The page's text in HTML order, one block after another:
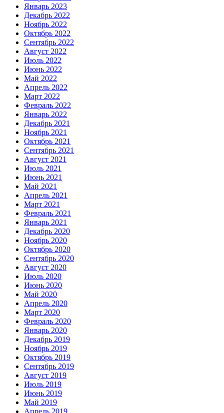
Январь 2023
Декабрь 2022
Ноябрь 2022
Октябрь 2022
Сентябрь 2022
Август 2022
Июль 2022
Июнь 2022
Май 2022
Апрель 2022
Март 2022
Февраль 2022
Январь 2022
Декабрь 2021
Ноябрь 2021
Октябрь 2021
Сентябрь 2021
Август 2021
Июль 2021
Июнь 2021
Май 2021
Апрель 2021
Март 2021
Февраль 2021
Январь 2021
Декабрь 2020
Ноябрь 2020
Октябрь 2020
Сентябрь 2020
Август 2020
Июль 2020
Июнь 2020
Май 2020
Апрель 2020
Март 2020
Февраль 2020
Январь 2020
Декабрь 2019
Ноябрь 2019
Октябрь 2019
Сентябрь 2019
Август 2019
Июль 2019
Июнь 2019
Май 2019
Апрель 2019